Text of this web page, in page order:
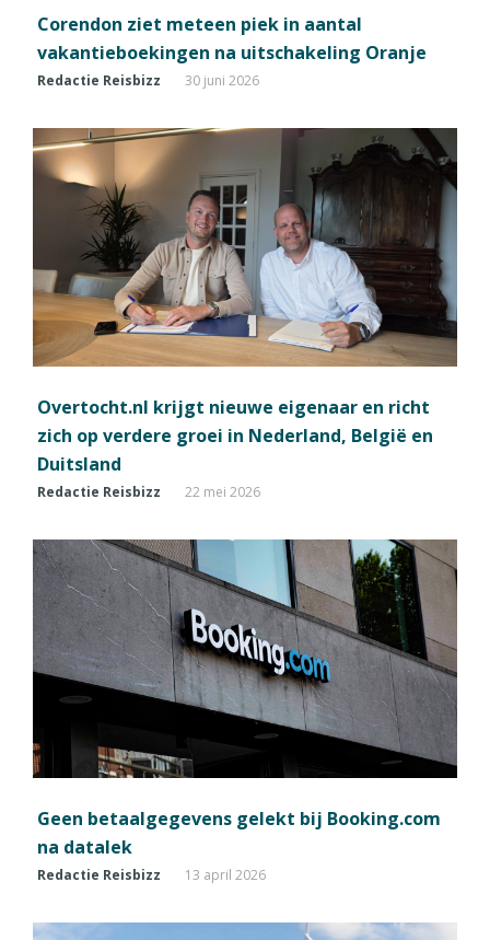
Corendon ziet meteen piek in aantal
vakantieboekingen na uitschakeling Oranje
Redactie Reisbizz 30 juni 2026
Overtocht.nl krijgt nieuwe eigenaar en richt
zich op verdere groei in Nederland, België en
Duitsland
Redactie Reisbizz 22 mei 2026
Geen betaalgegevens gelekt bij Booking.com
na datalek
Redactie Reisbizz 13 april 2026